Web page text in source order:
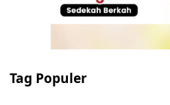
Tag Populer